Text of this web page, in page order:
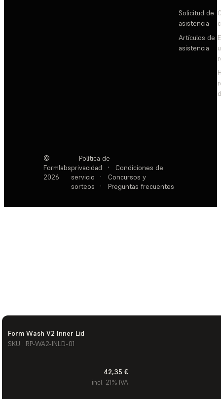
Form Wash V2 Inner Lid
SKU : RP-WA2-INLD-01
42,35 €
incl. 21% IVA
Solicitud de
asistencia
Artículos de
asistencia
©
Formlabs
2026
Política de
privacidad
·
Condiciones de
servicio
·
Concursos y
sorteos
· Preguntas frecuentes